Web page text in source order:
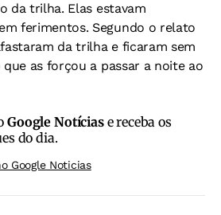
da trilha. Elas estavam
ferimentos. Segundo o relato
da trilha e ficaram sem
as forçou a passar a noite ao
Google Notíciase receba os
do dia.
Google Noticias